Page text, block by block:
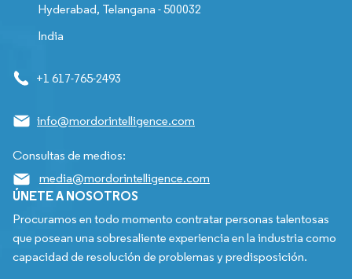
Hyderabad, Telangana - 500032
India
+1 617-765-2493
info@mordorintelligence.com
Consultas de medios:
media@mordorintelligence.com
ÚNETE A NOSOTROS
Procuramos en todo momento contratar personas talentosas
que posean una sobresaliente experiencia en la industria como
capacidad de resolución de problemas y predisposición.